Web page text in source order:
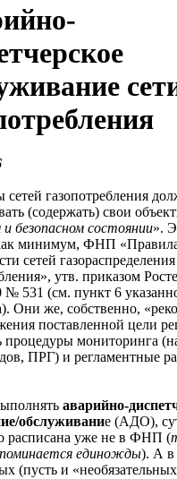
сетей газопотребления
(содержать) свои
и безопасном состоянии».
минимум, ФНП
сетей
утв. приказом
№ 531 (см. пункт 6
Они же, собственно,
поставленной цели
процедуры мониторинга
ПРГ) и регламентные
аварийно-
обслуживание (АДО),
расписана уже не в ФНП (
единожды). А в
(пусть и